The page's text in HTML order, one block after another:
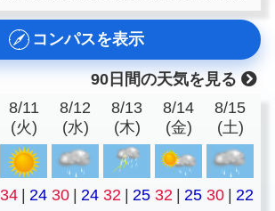
コンパスを表示
90日間の天気を見る
8/11
(火)
8/12
(水)
8/13
(木)
8/14
(金)
8/15
(土)
34 | 24 30 | 24 32 | 25 32 | 25 30 | 22